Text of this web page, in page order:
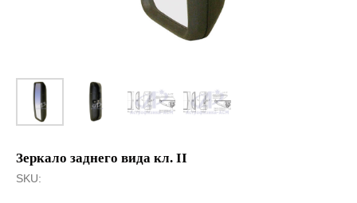
Зеркало заднего вида кл. II
SKU: